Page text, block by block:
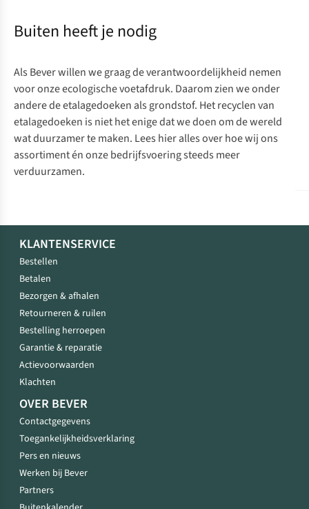
Buiten heeft je nodig
Als Bever willen we graag de verantwoordelijkheid nemen
voor onze ecologische voetafdruk. Daarom zien we onder
andere de etalagedoeken als grondstof. Het recyclen van
etalagedoeken is niet het enige dat we doen om de wereld
wat duurzamer te maken. Lees hier alles over hoe wij ons
assortiment én onze bedrijfsvoering steeds meer
verduurzamen.
KLANTENSERVICE
Bestellen
Betalen
Bezorgen & afhalen
Retourneren & ruilen
Bestelling herroepen
Garantie & reparatie
Actievoorwaarden
Klachten
OVER BEVER
Contactgegevens
Toegankelijkheidsverklaring
Pers en nieuws
Werken bij Bever
Partners